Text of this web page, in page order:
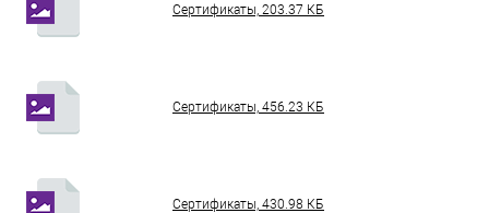
Сертификаты, 203.37 КБ
Сертификаты, 456.23 КБ
Сертификаты, 430.98 КБ